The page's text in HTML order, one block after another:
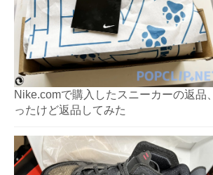
Nike.comで購入したスニーカーの返品
ったけど返品してみた